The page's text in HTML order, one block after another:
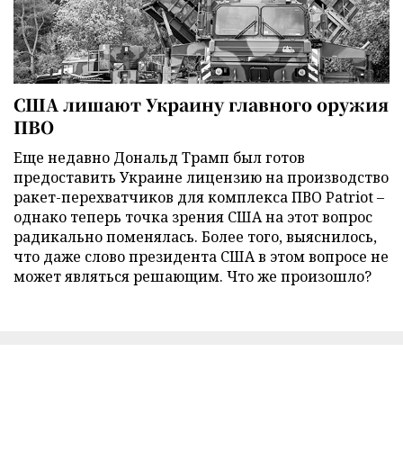
США лишают Украину главного оружия
ПВО
Еще недавно Дональд Трамп был готов
предоставить Украине лицензию на производство
ракет-перехватчиков для комплекса ПВО Patriot –
однако теперь точка зрения США на этот вопрос
радикально поменялась. Более того, выяснилось,
что даже слово президента США в этом вопросе не
может являться решающим. Что же произошло?